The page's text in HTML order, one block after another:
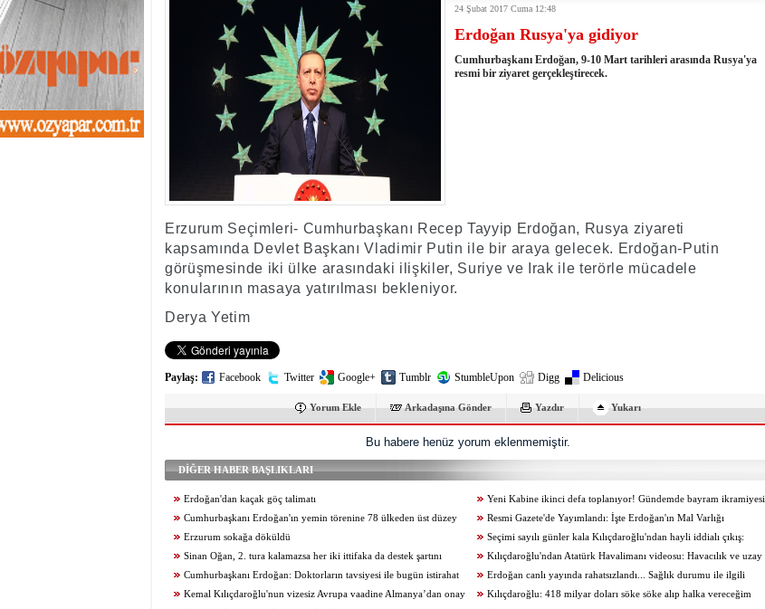
13:01
- Sekmen oyunu kullandı
12:46
- Erzurum 2019 Yerel Seçim Seçim Sonuçları
11:33- Canan Uçar projelerini açıkladı
11:27- Uçar: Çılgın projem şehri Mehmet Sekmen'den kurtarmak!
11:02- AK Parti'de sıra belediye meclis üyesi adaylarında
10:54 - CHP'nin İstanbul'da 11 ilçe adayı daha belli oldu
10:20 - CHP'nin Ümraniye adayı Aykut Erdoğdu oldu
10:13
- Gürsel Tekin CHP'den istifa etti
13:42
- DEM Parti'de ön seçim tamamlandı: Erzurum'da 4 ilçede sandığa gidildi
24 Şubat 2017 Cuma 12:48
Erdoğan Rusya'ya gidiyor
Cumhurbaşkanı Erdoğan, 9-10 Mart tarihleri arasında Rusya'ya
resmi bir ziyaret gerçekleştirecek.
Erzurum Seçimleri- Cumhurbaşkanı Recep Tayyip Erdoğan, Rusya ziyareti
kapsamında Devlet Başkanı Vladimir Putin ile bir araya gelecek. Erdoğan-Putin
görüşmesinde iki ülke arasındaki ilişkiler, Suriye ve Irak ile terörle mücadele
konularının masaya yatırılması bekleniyor.
Derya Yetim
Paylaş: Facebook Twitter Google+ Tumblr StumbleUpon Digg Delicious
Yorum Ekle Arkadaşına Gönder Yazdır Yukarı
Bu habere henüz yorum eklenmemiştir.
DİĞER HABER BAŞLIKLARI
Erdoğan'dan kaçak göç talimatı
Yeni Kabine ikinci defa toplanıyor! Gündemde bayram ikramiyesi
de var...
Cumhurbaşkanı Erdoğan'ın yemin törenine 78 ülkeden üst düzey
katılım olacak
Resmi Gazete'de Yayımlandı: İşte Erdoğan'ın Mal Varlığı
Erzurum sokağa döküldü
Seçimi sayılı günler kala Kılıçdaroğlu'ndan hayli iddialı çıkış:
Yüzde 60'la seçileceğim
Sinan Oğan, 2. tura kalamazsa her iki ittifaka da destek şartını
sundu
Kılıçdaroğlu'ndan Atatürk Havalimanı videosu: Havacılık ve uzay
çalışmalarımızın merkezi haline getireceğiz
Cumhurbaşkanı Erdoğan: Doktorların tavsiyesi ile bugün istirahat
edeceğim
Erdoğan canlı yayında rahatsızlandı... Sağlık durumu ile ilgili
açıklama geldi
Kemal Kılıçdaroğlu'nun vizesiz Avrupa vaadine Almanya’dan onay
Kılıçdaroğlu: 418 milyar doları söke söke alıp halka vereceğim